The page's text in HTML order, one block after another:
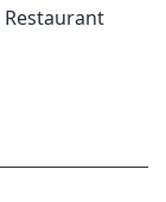
Restaurant